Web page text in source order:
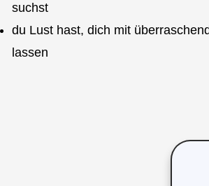
suchst
du Lust hast, dich mit
lassen